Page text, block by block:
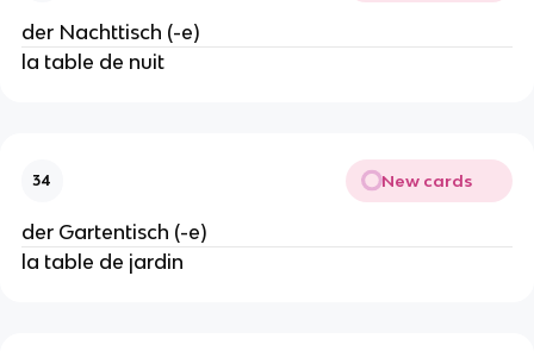
der Nachttisch (-e)
la table de nuit
34 New cards
der Gartentisch (-e)
la table de jardin